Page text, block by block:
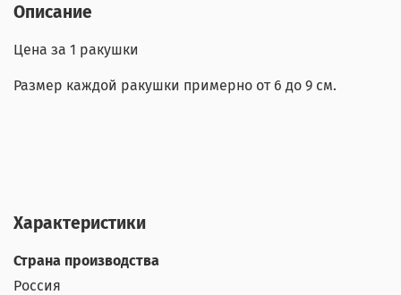
Описание
Цена за 1 ракушки
Размер каждой ракушки примерно от 6 до 9 см.
Характеристики
Страна производства
Россия